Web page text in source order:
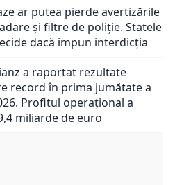
ar putea pierde avertizările
și filtre de poliție. Statele
dacă impun interdicția
a raportat rezultate
record în prima jumătate a
Profitul operațional a
miliarde de euro